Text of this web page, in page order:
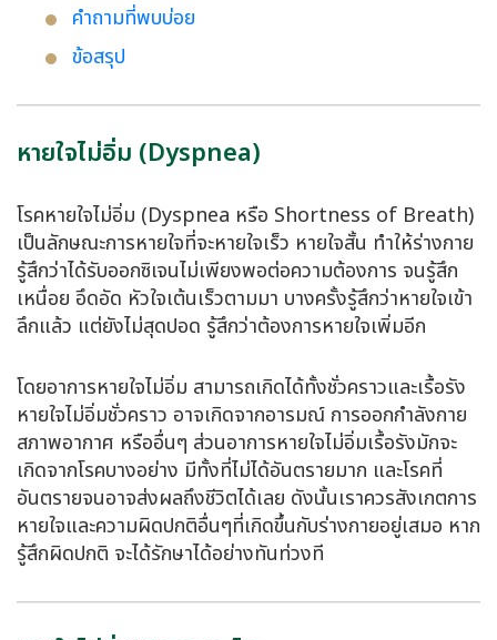
คำถามที่พบบ่อย
ข้อสรุป
หายใจไม่อิ่ม (Dyspnea)
โรคหายใจไม่อิ่ม (Dyspnea หรือ Shortness of Breath)
เป็นลักษณะการหายใจที่จะหายใจเร็ว หายใจสั้น ทำให้ร่างกาย
รู้สึกว่าได้รับออกซิเจนไม่เพียงพอต่อความต้องการ จนรู้สึก
เหนื่อย อึดอัด หัวใจเต้นเร็วตามมา บางครั้งรู้สึกว่าหายใจเข้า
ลึกแล้ว แต่ยังไม่สุดปอด รู้สึกว่าต้องการหายใจเพิ่มอีก
โดยอาการหายใจไม่อิ่ม สามารถเกิดได้ทั้งชั่วคราวและเรื้อรัง
หายใจไม่อิ่มชั่วคราว อาจเกิดจากอารมณ์ การออกกำลังกาย
สภาพอากาศ หรืออื่นๆ ส่วนอาการหายใจไม่อิ่มเรื้อรังมักจะ
เกิดจากโรคบางอย่าง มีทั้งที่ไม่ได้อันตรายมาก และโรคที่
อันตรายจนอาจส่งผลถึงชีวิตได้เลย ดังนั้นเราควรสังเกตการ
หายใจและความผิดปกติอื่นๆที่เกิดขึ้นกับร่างกายอยู่เสมอ หาก
รู้สึกผิดปกติ จะได้รักษาได้อย่างทันท่วงที